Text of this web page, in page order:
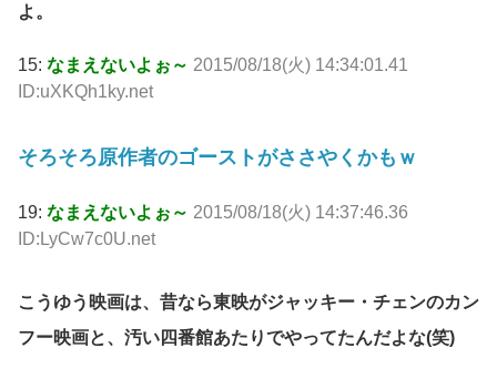
よ。
15: なまえないよぉ～ 2015/08/18(火) 14:34:01.41
ID:uXKQh1ky.net
そろそろ原作者のゴーストがささやくかもｗ
19: なまえないよぉ～ 2015/08/18(火) 14:37:46.36
ID:LyCw7c0U.net
こうゆう映画は、昔なら東映がジャッキー・チェンのカン
フー映画と、汚い四番館あたりでやってたんだよな(笑)